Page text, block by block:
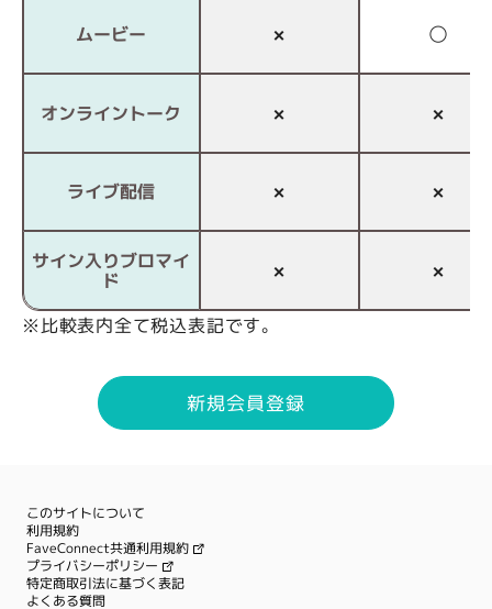
ムービー × ◯
オンライントーク × ×
ライブ配信 × ×
サイン入りブロマイ
ド
× ×
※比較表内全て税込表記です。
新規会員登録
このサイトについて
利用規約
FaveConnect共通利用規約
プライバシーポリシー
特定商取引法に基づく表記
よくある質問